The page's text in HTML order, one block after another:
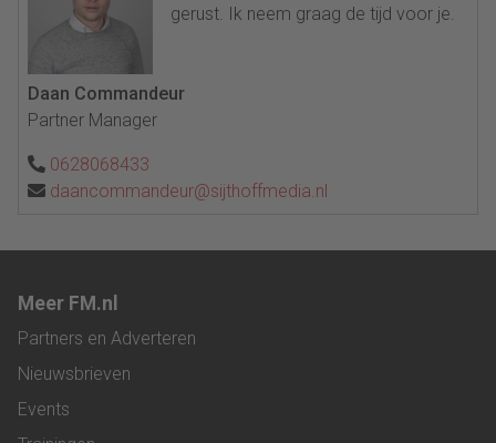
gerust. Ik neem graag de tijd voor je.
Daan Commandeur
Partner Manager
0628068433
daancommandeur@sijthoffmedia.nl
Meer FM.nl
Partners en Adverteren
Nieuwsbrieven
Events